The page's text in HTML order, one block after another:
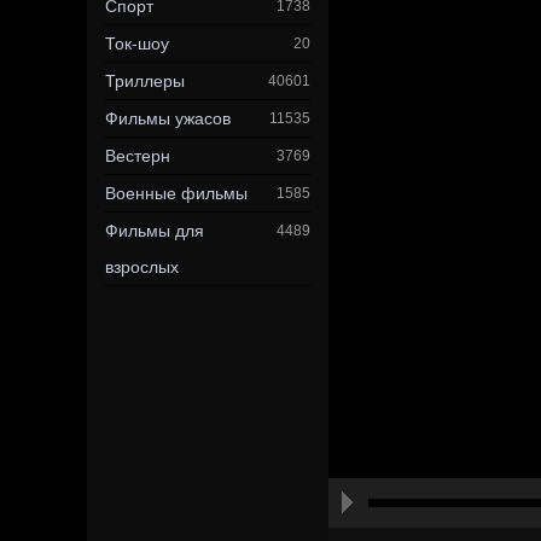
Спорт 1738
Ток-шоу 20
Триллеры 40601
Фильмы ужасов 11535
Вестерн 3769
Военные фильмы 1585
Фильмы для
взрослых
4489